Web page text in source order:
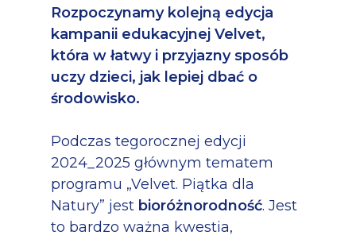
Rozpoczynamy kolejną edycja
kampanii edukacyjnej Velvet,
która w łatwy i przyjazny sposób
uczy dzieci, jak lepiej dbać o
środowisko.
Podczas tegorocznej edycji
2024_2025 głównym tematem
programu „Velvet. Piątka dla
Natury” jest bioróżnorodność. Jest
to bardzo ważna kwestia,